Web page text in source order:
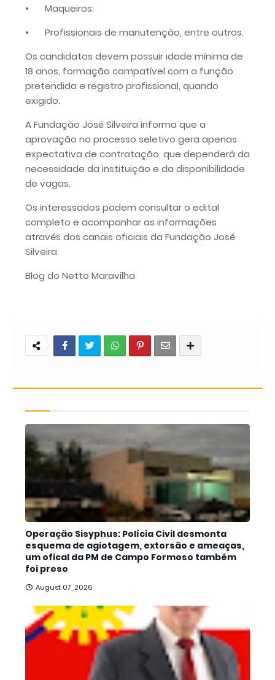
•
Maqueiros;
•
Profissionais de manutenção, entre outros.
Os candidatos devem possuir idade mínima de
18 anos, formação compatível com a função
pretendida e registro profissional, quando
exigido.
A Fundação José Silveira informa que a
aprovação no processo seletivo gera apenas
expectativa de contratação, que dependerá da
necessidade da instituição e da disponibilidade
de vagas.
Os interessados podem consultar o edital
completo e acompanhar as informações
através dos canais oficiais da Fundação José
Silveira
Blog do Netto Maravilha
Operação Sisyphus: Polícia Civil desmonta
esquema de agiotagem, extorsão e ameaças,
um ofical da PM de Campo Formoso também
foi preso
August 07, 2026